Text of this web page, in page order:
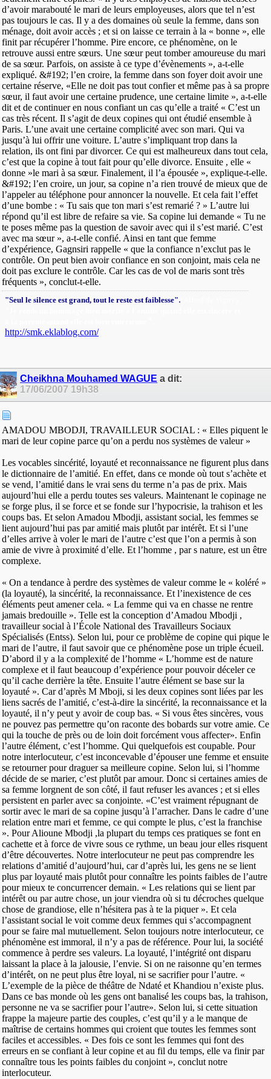
d’avoir marabouté le mari de leurs employeuses, alors que tel n’est
pas toujours le cas. Il y a des domaines où seule la femme, dans son
ménage, doit avoir accès ; et si on laisse ce terrain à la « bonne », elle
finit par récupérer l’homme. Pire encore, ce phénomène, on le
retrouve aussi entre sœurs. Une sœur peut tomber amoureuse du mari
de sa sœur. Parfois, on assiste à ce type d’évènements », a-t-elle
expliqué. &#192; l’en croire, la femme dans son foyer doit avoir une
certaine réserve, «Elle ne doit pas tout confier et même pas à sa propre
sœur, il faut avoir une certaine prudence, une certaine limite », a-t-elle
dit et de continuer en nous confiant un cas qu’elle a traité « C’est un
cas très récent. Il s’agit de deux copines qui ont étudié ensemble à
Paris. L’une avait une certaine complicité avec son mari. Qui va
jusqu’à lui offrir une voiture. L’autre s’impliquant trop dans la
relation, ils ont fini par divorcer. Ce qui est malheureux dans tout cela,
c’est que la copine à tout fait pour qu’elle divorce. Ensuite , elle «
donne »le mari à sa sœur. Finalement, il l’a épousée », explique-t-elle.
&#192; l’en croire, un jour, sa copine n’a rien trouvé de mieux que de
l’appeler au téléphone pour annoncer la nouvelle. Et cela fait l’effet
d’une bombe : « Tu sais que ton mari s’est remarié ? » L’autre lui
répond qu’il est libre de refaire sa vie. Sa copine lui demande « Tu ne
te poses même pas la question de savoir avec qui il s’est marié. C’est
avec ma sœur », a-t-elle confié. Ainsi en tant que femme
d’expérience, Gagnsiri rappelle « que la confiance n’exclut pas le
contrôle. On peut bien avoir confiance en son conjoint, mais cela ne
doit pas exclure le contrôle. Car les cas de vol de maris sont très
fréquents », conclut-t-elle.
"Seul le silence est grand, tout le reste est faiblesse".
http://smk.eklablog.com/
Cheikhna Mouhamed WAGUE a dit:
17/06/2007 19h38
AMADOU MBODJI, TRAVAILLEUR SOCIAL : « Elles piquent le
mari de leur copine parce qu’on a perdu nos systèmes de valeur »
Les vocables sincérité, loyauté et reconnaissance ne figurent plus dans
le dictionnaire de l’amitié. En effet, dans ce monde où tout s’achète et
se vend, l’amitié dans le vrai sens du terme n’a pas de prix. Mais
aujourd’hui elle a perdu toutes ses valeurs. Maintenant le copinage ne
se forge plus, il se force et se fonde sur l’hypocrisie, la trahison et les
coups bas. Et selon Amadou Mbodji, assistant social, les femmes se
lient aujourd’hui pas par amitié mais plutôt par intérêt. Et si l’une
d’elles arrive à voler le mari de l’autre c’est que l’on a permis à son
amie de vivre à proximité d’elle. Et l’homme , par s nature, est un être
complexe.
« On a tendance à perdre des systèmes de valeur comme le « koléré »
(la loyauté), la sincérité, la reconnaissance. Et l’inexistence de ces
éléments peut amener cela. « La femme qui va en chasse ne rentre
jamais bredouille ». Telle est la conception d’Amadou Mbodji ,
travailleur social à l’École National des Travailleurs Sociaux
Spécialisés (Entss). Selon lui, pour ce problème de copine qui pique le
mari de l’autre, il faut savoir que ce phénomène pose un triple écueil.
D’abord il y a la complexité de l’homme « L’homme est de nature
complexe et il faut beaucoup d’expérience pour pouvoir déceler ce
qu’il cache derrière la tête. Ensuite l’autre élément se base sur la
loyauté ». Car d’après M Mboji, si les deux copines sont liées par les
liens sacrés de l’amitié, c’est-à-dire la sincérité, la reconnaissance et la
loyauté, il n’y peut y avoir de coup bas. « Si vous êtes sincères, vous
ne pouvez pas permettre qu’on raconte des bobards sur votre amie. Ce
qui la touche de près ou de loin doit forcément vous affecter». Enfin
l’autre élément, c’est l’homme. Qui quelquefois est coupable. Pour
notre interlocuteur, c’est inconcevable d’épouser une femme et ensuite
se retourner pour draguer sa meilleure copine. Selon lui, si l’homme
décide de se marier, c’est plutôt par amour. Donc si certaines amies de
sa femme lorgnent de son côté, il faut refuser les avances ; et si elles
persistent en parler avec sa conjointe. «C’est vraiment répugnant de
sortir avec le mari de sa copine jusqu’à l’arracher. Dans le cadre d’une
relation entre mari et femme, ce qui compte le plus, c’est la franchise
». Pour Alioune Mbodji ,la plupart du temps ces pratiques se font en
cachette et à force de vivre sous ce rythme, un beau jour elles risquent
d’être découvertes. Notre interlocuteur ne peut pas comprendre les
relations d’amitié d’aujourd’hui, car d’après lui, les gens ne se lient
plus par loyauté mais plutôt pour connaître les points faibles de l’autre
pour mieux te concurrencer demain. « Les relations qui se lient par
intérêt ou par autre chose, un jour viendra où si tu décroches quelque
chose de grandiose, elle n’hésitera pas à te la piquer ». Et cela
l’assistant social le voit comme deux femmes qui s’accompagnent
pour se faire mal mutuellement. Selon toujours notre interlocuteur, ce
phénomène est immoral, il n’y a pas de référence. Pour lui, la société
commence à perdre ses valeurs. La loyauté, l’intégrité ont disparu
laissant la place à la jalousie, l’envie. Si on ne raisonne qu’en termes
d’intérêt, on ne peut plus être loyal, ni se sacrifier pour l’autre. «
L’exemple de la pièce de théâtre de Ndaté et Khandiou n’existe plus.
Dans ce bas monde où les gens ont banalisé les coups bas, la trahison,
personne ne va se sacrifier pour l’autre». Selon lui, si cette situation
frappe la majeure partie des couples, c’est qu’il y a le manque de
maîtrise de certains hommes qui croient que toutes les femmes sont
faciles et accessibles. « Des fois ce sont les femmes qui font des
erreurs en se confiant à leur copine et au fil du temps, elle va finir par
connaître tous les points faibles du conjoint », conclut notre
interlocuteur.